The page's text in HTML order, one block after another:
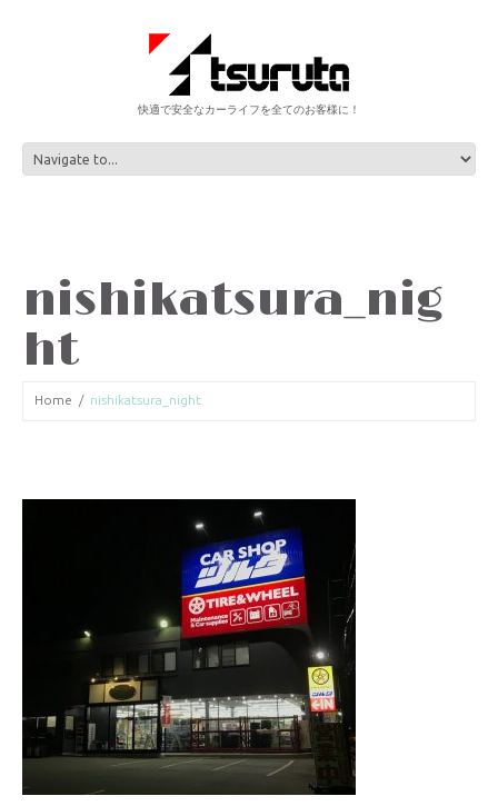
快適で安全なカーライフを全てのお客様に！
nishikatsura_nig
ht
Home nishikatsura_night